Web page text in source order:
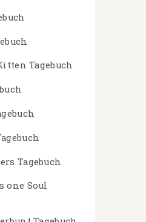
Tagebuch
Tagebuch
one Soul